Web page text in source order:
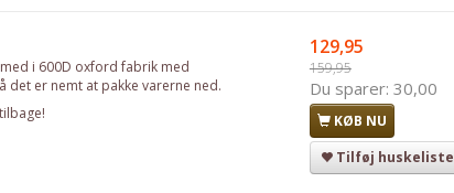
i 600D oxford fabrik med
det er nemt at pakke varerne ned.
129,95
159,95
Du sparer: 30,00
KØB NU
Tilføj huskeliste